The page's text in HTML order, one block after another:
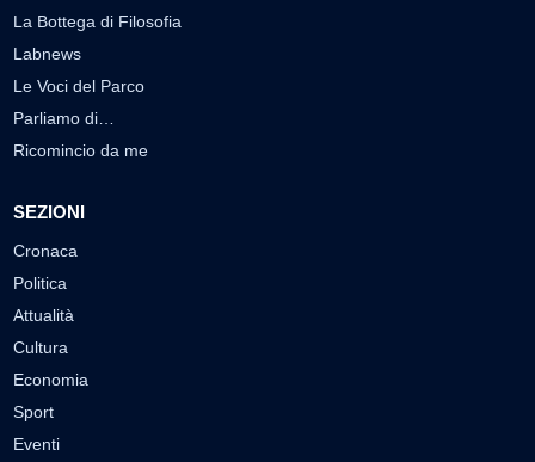
La Bottega di Filosofia
Labnews
Le Voci del Parco
Parliamo di…
Ricomincio da me
SEZIONI
Cronaca
Politica
Attualità
Cultura
Economia
Sport
Eventi